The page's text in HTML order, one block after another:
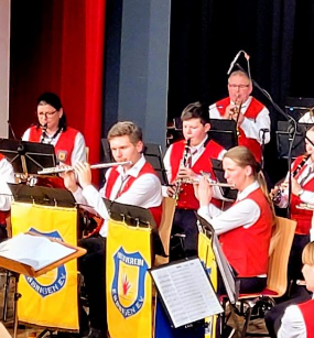
Skip to main content